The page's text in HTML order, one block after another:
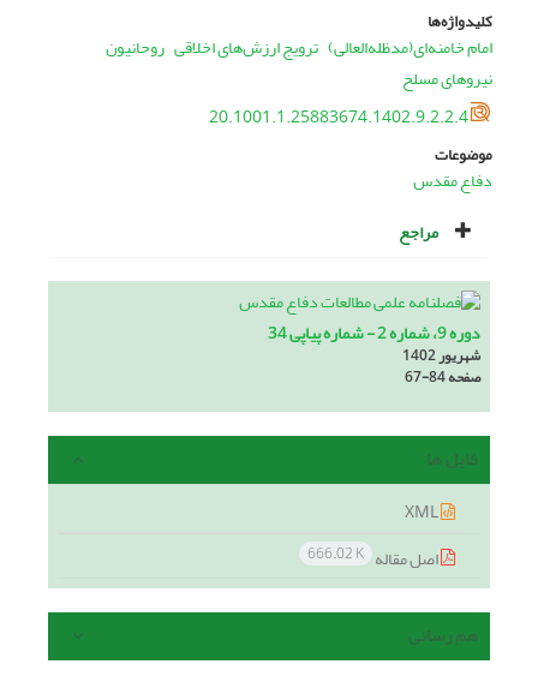
کلیدواژه‌ها
امام خامنه‌ای(مدظله‌العالی) ترویج ارزش‌های اخلاقی روحانیون
نیروهای مسلح
20.1001.1.25883674.1402.9.2.2.4
موضوعات
دفاع مقدس
مراجع
دوره 9، شماره 2 - شماره پیاپی 34
شهریور 1402
صفحه67-84
فایل ها
اصل مقاله 666.02 K
هم رسانی